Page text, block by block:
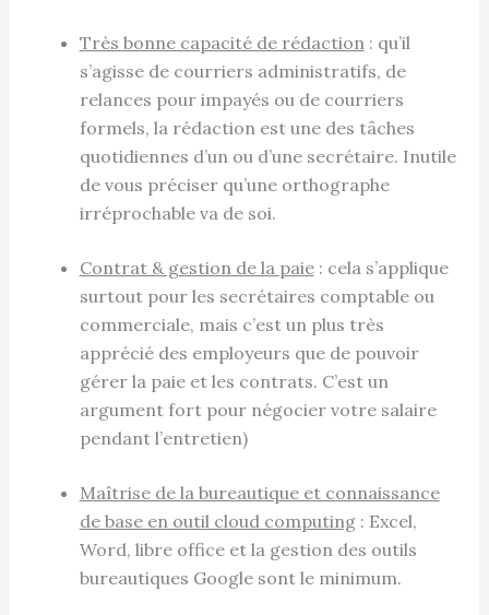
Très bonne capacité de rédaction : qu’il
s’agisse de courriers administratifs, de
relances pour impayés ou de courriers
formels, la rédaction est une des tâches
quotidiennes d’un ou d’une secrétaire. Inutile
de vous préciser qu’une orthographe
irréprochable va de soi.
Contrat & gestion de la paie: cela s’applique
surtout pour les secrétaires comptable ou
commerciale, mais c’est un plus très
apprécié des employeurs que de pouvoir
gérer la paie et les contrats. C’est un
argument fort pour négocier votre salaire
pendant l’entretien)
Maîtrise de la bureautique et connaissance
de base en outil cloud computing: Excel,
Word, libre office et la gestion des outils
bureautiques Google sont le minimum.